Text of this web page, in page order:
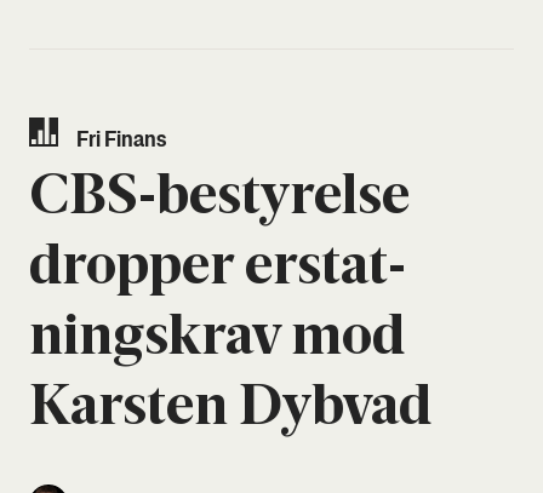
Fri Finans
CBS-besty­rel­se
drop­per erstat­
nings­krav mod
Kar­sten Dybvad